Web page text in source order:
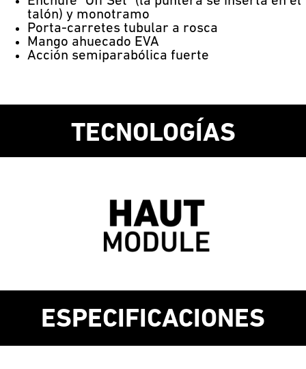
talón) y monotramo
Porta-carretes tubular a rosca
Mango ahuecado EVA
Acción semiparabólica fuerte
TECNOLOGÍAS
ESPECIFICACIONES